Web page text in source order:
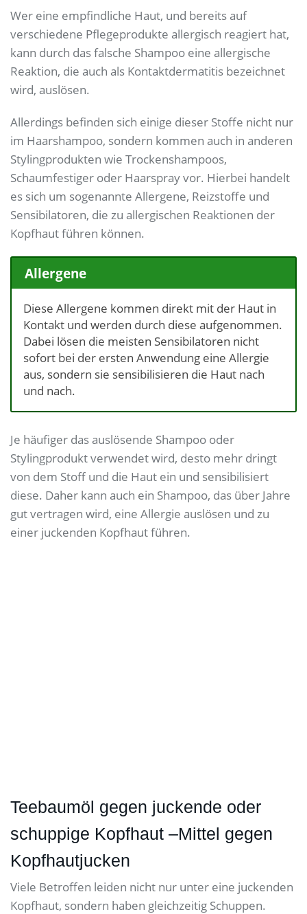
Wer eine empfindliche Haut, und bereits auf
verschiedene Pflegeprodukte allergisch reagiert hat,
kann durch das falsche Shampoo eine allergische
Reaktion, die auch als Kontaktdermatitis bezeichnet
wird, auslösen.
Allerdings befinden sich einige dieser Stoffe nicht nur
im Haarshampoo, sondern kommen auch in anderen
Stylingprodukten wie Trockenshampoos,
Schaumfestiger oder Haarspray vor. Hierbei handelt
es sich um sogenannte Allergene, Reizstoffe und
Sensibilatoren, die zu allergischen Reaktionen der
Kopfhaut führen können.
Allergene
Diese Allergene kommen direkt mit der Haut in
Kontakt und werden durch diese aufgenommen.
Dabei lösen die meisten Sensibilatoren nicht
sofort bei der ersten Anwendung eine Allergie
aus, sondern sie sensibilisieren die Haut nach
und nach.
Je häufiger das auslösende Shampoo oder
Stylingprodukt verwendet wird, desto mehr dringt
von dem Stoff und die Haut ein und sensibilisiert
diese. Daher kann auch ein Shampoo, das über Jahre
gut vertragen wird, eine Allergie auslösen und zu
einer juckenden Kopfhaut führen.
Teebaumöl gegen juckende oder
schuppige Kopfhaut –Mittel gegen
Kopfhautjucken
Viele Betroffen leiden nicht nur unter eine juckenden
Kopfhaut, sondern haben gleichzeitig Schuppen.